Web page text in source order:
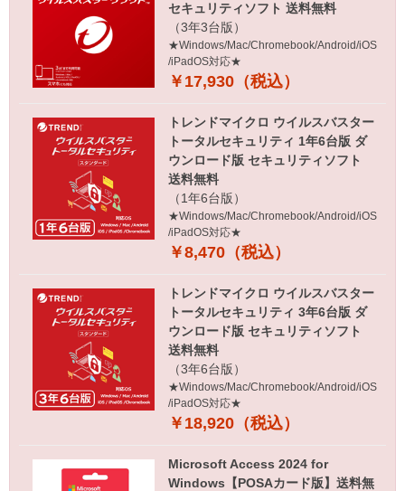
セキュリティソフト 送料無料
（3年3台版）
★Windows/Mac/Chromebook/Android/iOS
/iPadOS対応★
￥17,930（税込）
トレンドマイクロ ウイルスバスター
トータルセキュリティ 1年6台版 ダ
ウンロード版 セキュリティソフト
送料無料
（1年6台版）
★Windows/Mac/Chromebook/Android/iOS
/iPadOS対応★
￥8,470（税込）
トレンドマイクロ ウイルスバスター
トータルセキュリティ 3年6台版 ダ
ウンロード版 セキュリティソフト
送料無料
（3年6台版）
★Windows/Mac/Chromebook/Android/iOS
/iPadOS対応★
￥18,920（税込）
Microsoft Access 2024 for
Windows【POSAカード版】送料無